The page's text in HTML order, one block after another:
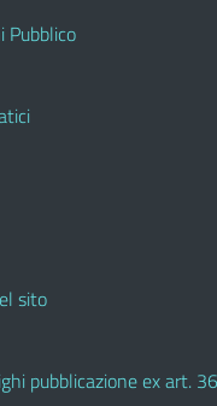
Pubblico
sito
pubblicazione ex art.